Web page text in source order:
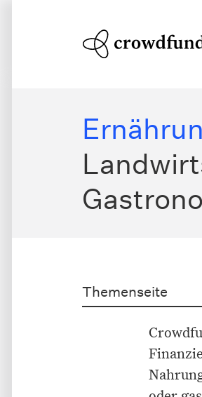
Themenseite